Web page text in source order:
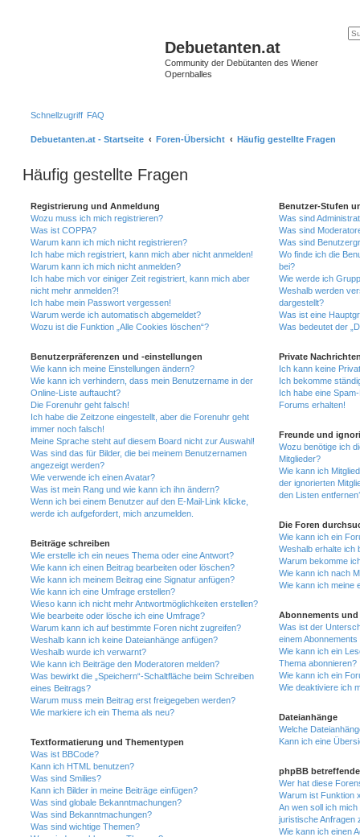
Debuetanten.at
Community der Debütanten des Wiener
Opernballes
Schnellzugriff FAQ
Debuetanten.at - Startseite Foren-Übersicht Häufig gestellte Fragen
Häufig gestellte Fragen
Registrierung und Anmeldung
Wozu muss ich mich registrieren?
Was ist COPPA?
Warum kann ich mich nicht registrieren?
Ich habe mich registriert, kann mich aber nicht anmelden!
Warum kann ich mich nicht anmelden?
Ich habe mich vor einiger Zeit registriert, kann mich aber
nicht mehr anmelden?!
Ich habe mein Passwort vergessen!
Warum werde ich automatisch abgemeldet?
Wozu ist die Funktion „Alle Cookies löschen“?
Benutzerpräferenzen und -einstellungen
Wie kann ich meine Einstellungen ändern?
Wie kann ich verhindern, dass mein Benutzername in der
Online-Liste auftaucht?
Die Forenuhr geht falsch!
Ich habe die Zeitzone eingestellt, aber die Forenuhr geht
immer noch falsch!
Meine Sprache steht auf diesem Board nicht zur Auswahl!
Was sind das für Bilder, die bei meinem Benutzernamen
angezeigt werden?
Wie verwende ich einen Avatar?
Was ist mein Rang und wie kann ich ihn ändern?
Wenn ich bei einem Benutzer auf den E-Mail-Link klicke,
werde ich aufgefordert, mich anzumelden.
Beiträge schreiben
Wie erstelle ich ein neues Thema oder eine Antwort?
Wie kann ich einen Beitrag bearbeiten oder löschen?
Wie kann ich meinem Beitrag eine Signatur anfügen?
Wie kann ich eine Umfrage erstellen?
Wieso kann ich nicht mehr Antwortmöglichkeiten erstellen?
Wie bearbeite oder lösche ich eine Umfrage?
Warum kann ich auf bestimmte Foren nicht zugreifen?
Weshalb kann ich keine Dateianhänge anfügen?
Weshalb wurde ich verwarnt?
Wie kann ich Beiträge den Moderatoren melden?
Was bewirkt die „Speichern“-Schaltfläche beim Schreiben
eines Beitrags?
Warum muss mein Beitrag erst freigegeben werden?
Wie markiere ich ein Thema als neu?
Textformatierung und Thementypen
Was ist BBCode?
Kann ich HTML benutzen?
Was sind Smilies?
Kann ich Bilder in meine Beiträge einfügen?
Was sind globale Bekanntmachungen?
Was sind Bekanntmachungen?
Was sind wichtige Themen?
Benutzer-Stufen
Was sind
Was sind
Was sind
Wo finde ich die
bei?
Wie werde ich
Weshalb werden
dargestellt?
Was ist eine
Was bedeutet der
Private
Ich kann keine
Ich bekomme
Ich habe eine
Forums erhalten!
Freunde und
Wozu benötige ich
Mitglieder?
Wie kann ich
der ignorierten
den Listen
Die Foren
Wie kann ich ein
Weshalb erhalte ich
Warum bekomme
Wie kann ich nach
Wie kann ich meine
Abonnements und
Was ist der
einem
Wie kann ich ein
Thema abonnieren?
Wie kann ich ein
Wie deaktiviere ich
Dateianhänge
Welche
Kann ich eine
phpBB
Wer hat diese
Warum ist Funktion
An wen soll ich
juristische Anfragen
Wie kann ich einen